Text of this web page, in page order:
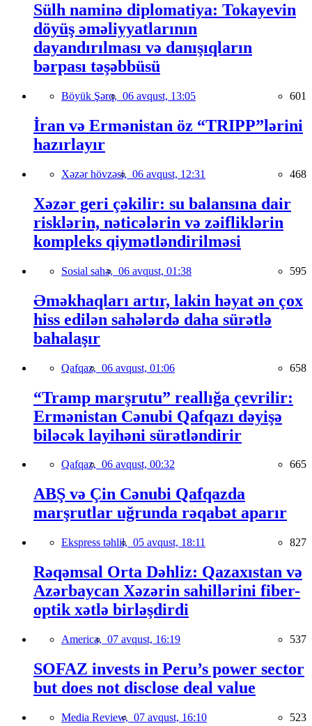
Sülh naminə diplomatiya: Tokayevin
döyüş əməliyyatlarının
dayandırılması və danışıqların
bərpası təşəbbüsü
Böyük Şərq, 06 avqust, 13:05 601
İran və Ermənistan öz “TRIPP”lərini
hazırlayır
Xəzər hövzəsi, 06 avqust, 12:31 468
Xəzər geri çəkilir: su balansına dair
risklərin, nəticələrin və zəifliklərin
kompleks qiymətləndirilməsi
Sosial sahə, 06 avqust, 01:38 595
Əməkhaqları artır, lakin həyat ən çox
hiss edilən sahələrdə daha sürətlə
bahalaşır
Qafqaz, 06 avqust, 01:06 658
“Tramp marşrutu” reallığa çevrilir:
Ermənistan Cənubi Qafqazı dəyişə
biləcək layihəni sürətləndirir
Qafqaz, 06 avqust, 00:32 665
ABŞ və Çin Cənubi Qafqazda
marşrutlar uğrunda rəqabət aparır
Ekspress təhlil, 05 avqust, 18:11 827
Rəqəmsal Orta Dəhliz: Qazaxıstan və
Azərbaycan Xəzərin sahillərini fiber-
optik xətlə birləşdirdi
America, 07 avqust, 16:19 537
SOFAZ invests in Peru’s power sector
but does not disclose deal value
Media Review, 07 avqust, 16:10 523